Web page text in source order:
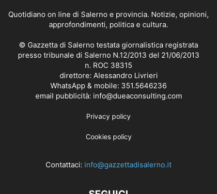
Quotidiano on line di Salerno e provincia. Notizie, opinioni,
approfondimenti, politica e cultura.
© Gazzetta di Salerno testata giornalistica registrata
presso tribunale di Salerno N.12/2013 del 21/06/2013
n. ROC 38315
direttore: Alessandro Livrieri
WhatsApp & mobile: 351.5646236
email pubblicità: info@dueaconsulting.com
Privacy policy
Cookies policy
Contattaci: info@gazzettadisalerno.it